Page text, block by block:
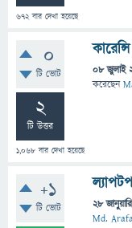
672বার দেখা হয়েছে
0
টি ভোট
2
টি উত্তর
1,068 বার দেখা হয়েছে
08 জুলাই
করেছেন
+1
টি ভোট 28
Md.